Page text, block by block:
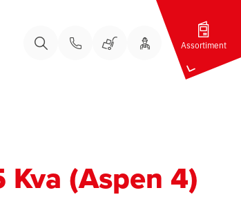
Bel onsBel onsWinkelwagen
Uw Account
Assortiment
(Aspen 4)